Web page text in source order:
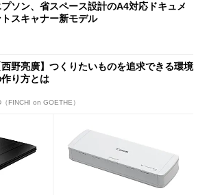
プソン、省スペース設計のA4対応ドキュメ
トスキャナー新モデル
西野亮廣】つくりたいものを追求できる環境
り方とは
FINCHI on GOETHE）